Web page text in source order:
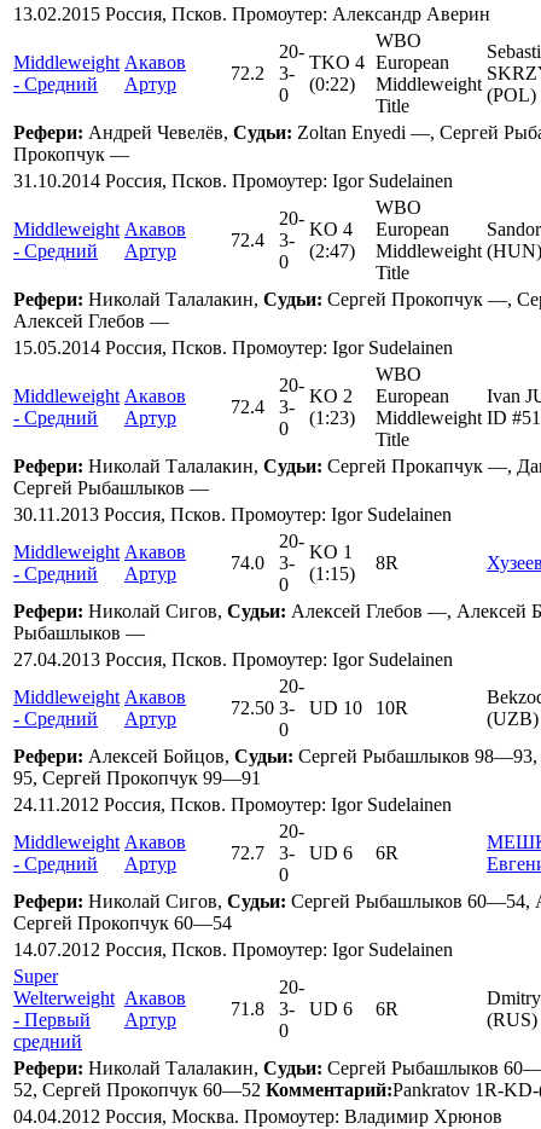
13.02.2015 Россия, Псков. Промоутер: Александр Аверин
Middleweight
- Средний
Акавов
Артур
72.2
20-
3-
0
TKO 4
(0:22)
WBO
European
Middleweight
Title
(POL)
Рефери: Андрей Чевелёв, Судьи: Zoltan Enyedi —, Сергей
Прокопчук —
31.10.2014 Россия, Псков. Промоутер: Igor Sudelainen
Middleweight
- Средний
Акавов
Артур
72.4
20-
3-
0
KO 4
(2:47)
WBO
European
Middleweight
Title
Рефери: Николай Талалакин, Судьи: Сергей Прокопчук —,
Алексей Глебов —
15.05.2014 Россия, Псков. Промоутер: Igor Sudelainen
Middleweight
- Средний
Акавов
Артур
72.4
20-
3-
0
KO 2
(1:23)
WBO
European
Middleweight
Title
Ivan
ID
Рефери: Николай Талалакин, Судьи: Сергей Прокапчук —,
Сергей Рыбашлыков —
30.11.2013 Россия, Псков. Промоутер: Igor Sudelainen
Middleweight
- Средний
Акавов
Артур
74.0
20-
3-
0
KO 1
(1:15)
8R
Рефери: Николай Сигов, Судьи: Алексей Глебов —, Алексей
Рыбашлыков —
27.04.2013 Россия, Псков. Промоутер: Igor Sudelainen
Middleweight
- Средний
Акавов
Артур
72.50
20-
3-
0
UD 10 10R
(UZB)
Рефери: Алексей Бойцов, Судьи: Сергей Рыбашлыков
95, Сергей Прокопчук 99—91
24.11.2012 Россия, Псков. Промоутер: Igor Sudelainen
Middleweight
- Средний
Акавов
Артур
72.7
20-
3-
0
UD 6 6R
Рефери: Николай Сигов, Судьи: Сергей Рыбашлыков 60—54,
Сергей Прокопчук 60—54
14.07.2012 Россия, Псков. Промоутер: Igor Sudelainen
Super
Welterweight
- Первый
средний
Акавов
Артур
71.8
20-
3-
0
UD 6 6R
(RUS)
Рефери: Николай Талалакин, Судьи: Сергей Рыбашлыков
52, Сергей Прокопчук 60—52 Комментарий:Pankratov 1R-
04.04.2012 Россия, Москва. Промоутер: Владимир Хрюнов